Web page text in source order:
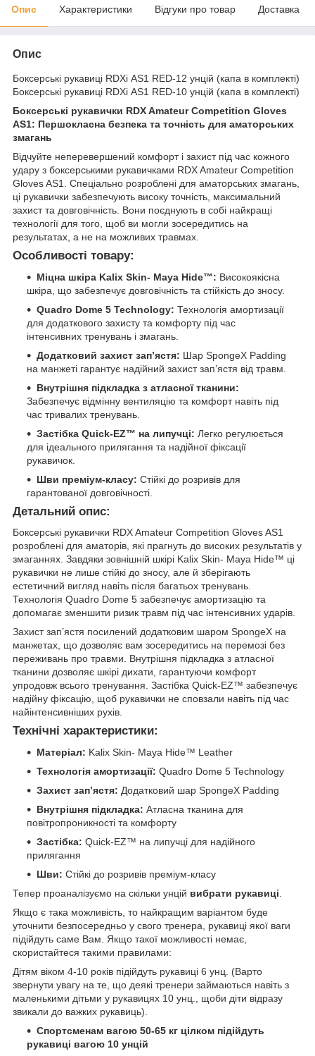
Опис Характеристики Відгуки про товар Доставка
Опис
Боксерські рукавиці RDXі AS1 RED-12 унцій (капа в комплекті)
Боксерські рукавиці RDXі AS1 RED-10 унцій (капа в комплекті)
Боксерські рукавички RDX Amateur Competition Gloves
AS1: Першокласна безпека та точність для аматорських
змагань
Відчуйте неперевершений комфорт і захист під час кожного
удару з боксерськими рукавичками RDX Amateur Competition
Gloves AS1. Спеціально розроблені для аматорських змагань,
ці рукавички забезпечують високу точність, максимальний
захист та довговічність. Вони поєднують в собі найкращі
технології для того, щоб ви могли зосередитись на
результатах, а не на можливих травмах.
Особливості товару:
Міцна шкіра Kalix Skin- Maya Hide™: Високоякісна
шкіра, що забезпечує довговічність та стійкість до зносу.
Quadro Dome 5 Technology: Технологія амортизації
для додаткового захисту та комфорту під час
інтенсивних тренувань і змагань.
Додатковий захист зап’ястя: Шар SpongeX Padding
на манжеті гарантує надійний захист зап’ястя від травм.
Внутрішня підкладка з атласної тканини:
Забезпечує відмінну вентиляцію та комфорт навіть під
час тривалих тренувань.
Застібка Quick-EZ™ на липучці: Легко регулюється
для ідеального прилягання та надійної фіксації
рукавичок.
Шви преміум-класу: Стійкі до розривів для
гарантованої довговічності.
Детальний опис:
Боксерські рукавички RDX Amateur Competition Gloves AS1
розроблені для аматорів, які прагнуть до високих результатів у
змаганнях. Завдяки зовнішній шкірі Kalix Skin- Maya Hide™ ці
рукавички не лише стійкі до зносу, але й зберігають
естетичний вигляд навіть після багатьох тренувань.
Технологія Quadro Dome 5 забезпечує амортизацію та
допомагає зменшити ризик травм під час інтенсивних ударів.
Захист зап’ястя посилений додатковим шаром SpongeX на
манжетах, що дозволяє вам зосередитись на перемозі без
переживань про травми. Внутрішня підкладка з атласної
тканини дозволяє шкірі дихати, гарантуючи комфорт
упродовж всього тренування. Застібка Quick-EZ™ забезпечує
надійну фіксацію, щоб рукавички не сповзали навіть під час
найінтенсивніших рухів.
Технічні характеристики:
Матеріал: Kalix Skin- Maya Hide™ Leather
Технологія амортизації: Quadro Dome 5 Technology
Захист зап’ястя: Додатковий шар SpongeX Padding
Внутрішня підкладка: Атласна тканина для
повітропроникності та комфорту
Застібка: Quick-EZ™ на липучці для надійного
прилягання
Шви: Стійкі до розривів преміум-класу
Тепер проаналізуємо на скільки унцій вибрати рукавиці
Якщо є така можливість, то найкращим варіантом буде
уточнити безпосередньо у свого тренера, рукавиці якої ваги
підійдуть саме Вам. Якщо такої можливості немає,
скористайтеся такими правилами:
Дітям віком 4-10 років підійдуть рукавиці 6 унц. (Варто
звернути увагу на те, що деякі тренери займаються навіть з
маленькими дітьми у рукавицях 10 унц., щоби діти відразу
звикали до важких рукавиць).
Спортсменам вагою 50-65 кг цілком підійдуть
рукавиці вагою 10 унцій